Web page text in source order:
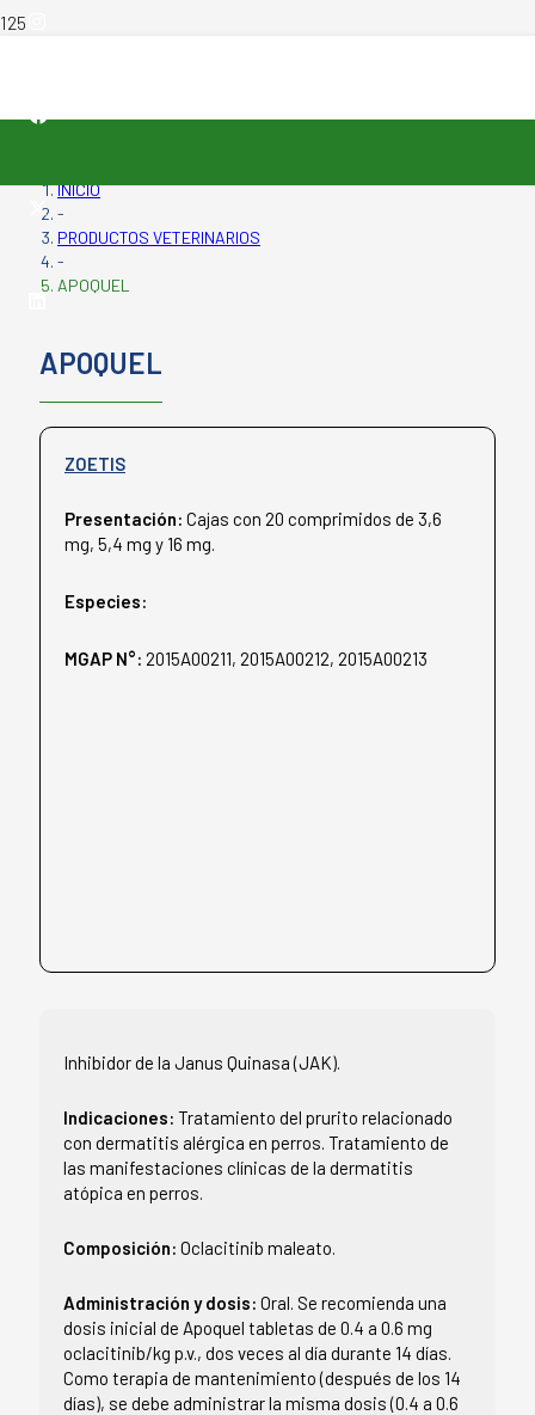
INICIO
-
PRODUCTOS VETERINARIOS
-
APOQUEL
APOQUEL
ZOETIS
Presentación: Cajas con 20 comprimidos de 3,6
mg, 5,4 mg y 16 mg.
Especies:
MGAP N°: 2015A00211, 2015A00212, 2015A00213
Inhibidor de la Janus Quinasa (JAK).
Indicaciones: Tratamiento del prurito relacionado
con dermatitis alérgica en perros. Tratamiento de
las manifestaciones clínicas de la dermatitis
atópica en perros.
Composición: Oclacitinib maleato.
Administración y dosis: Oral. Se recomienda una
dosis inicial de Apoquel tabletas de 0.4 a 0.6 mg
oclacitinib/kg p.v., dos veces al día durante 14 días.
Como terapia de mantenimiento (después de los 14
días), se debe administrar la misma dosis (0.4 a 0.6